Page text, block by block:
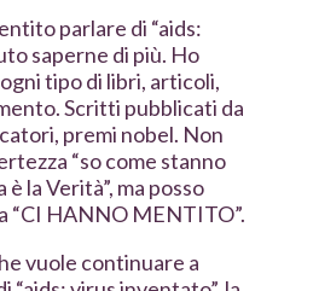
parlare di “aids:
saperne di più. Ho
tipo di libri, articoli,
Scritti pubblicati da
premi nobel. Non
“so come stanno
la Verità”, ma posso
“CI HANNO MENTITO”.
vuole continuare a